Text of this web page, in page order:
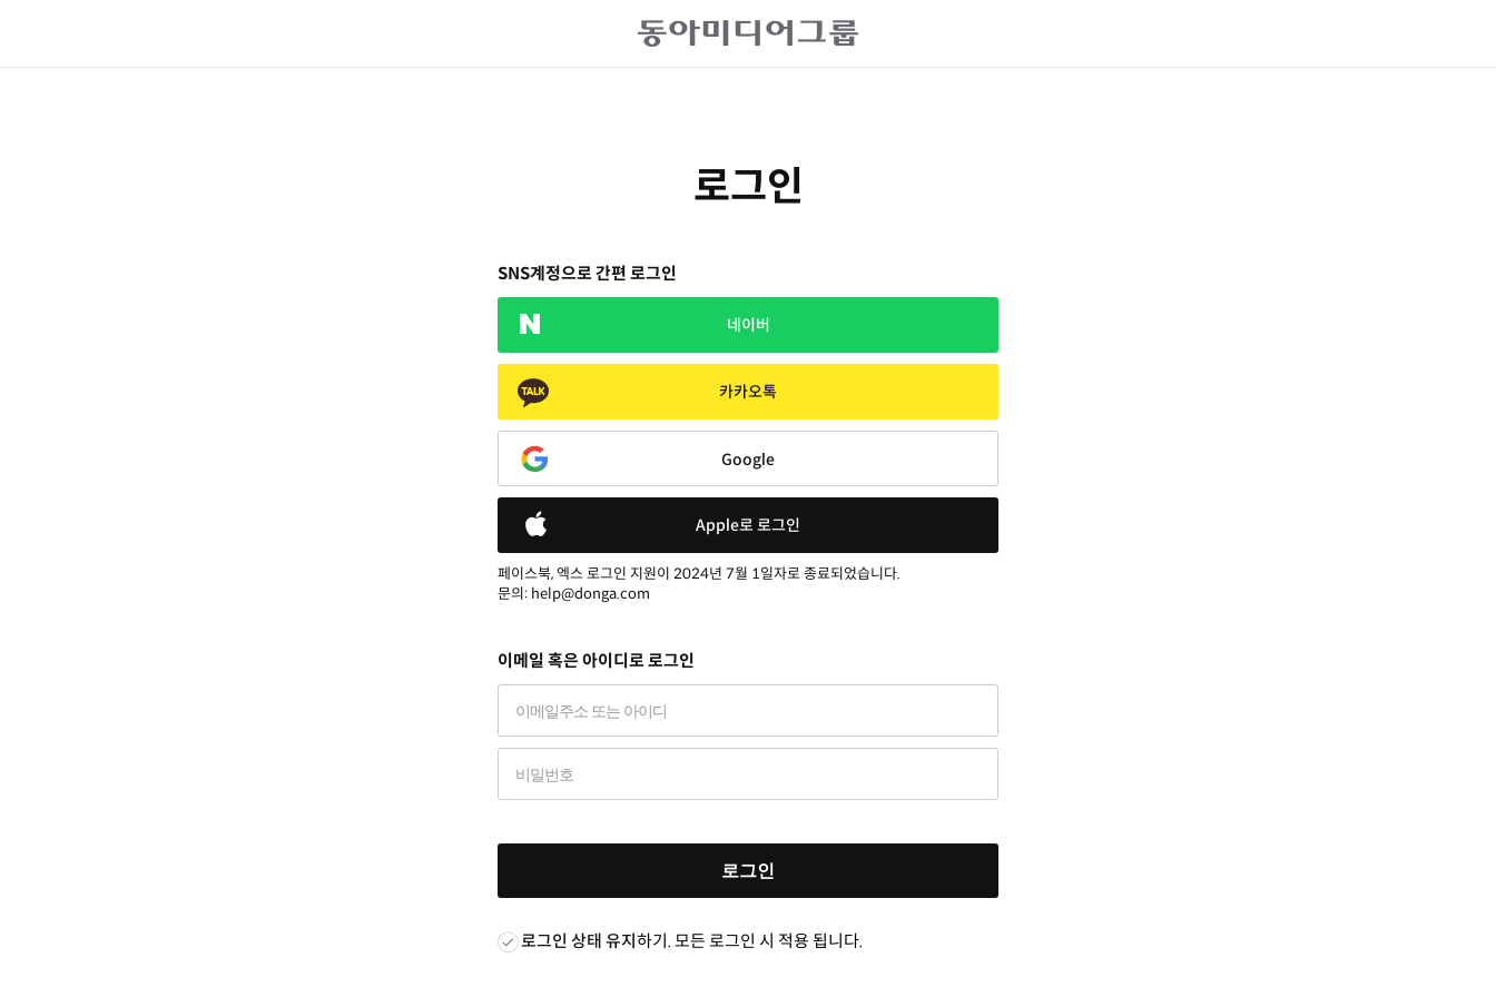
로그인
SNS계정으로 간편 로그인
네이버
카카오톡
Google
Apple로 로그인
페이스북, 엑스 로그인 지원이 2024년 7월 1일자로 종료되었습니다.
문의: help@donga.com
이메일 혹은 아이디로 로그인
로그인
로그인 상태 유지하기. 모든 로그인 시 적용 됩니다.